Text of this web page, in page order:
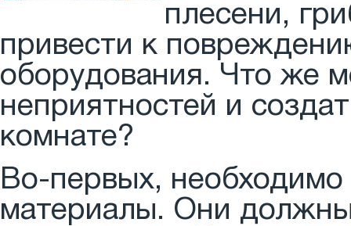
плесени,
привести к
оборудования. Что же
неприятностей и
комнате?
Во-первых,
материалы. Они должны